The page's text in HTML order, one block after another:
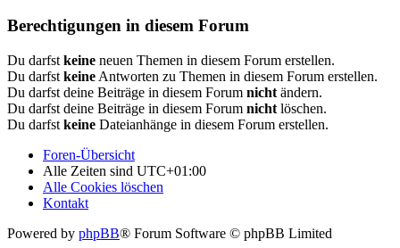
Berechtigungen in diesem Forum
Du darfst keine neuen Themen in diesem Forum erstellen.
Du darfst keine Antworten zu Themen in diesem Forum erstellen.
Du darfst deine Beiträge in diesem Forum nicht ändern.
Du darfst deine Beiträge in diesem Forum nicht löschen.
Du darfst keine Dateianhänge in diesem Forum erstellen.
Foren-Übersicht
Alle Zeiten sind UTC+01:00
Alle Cookies löschen
Kontakt
Powered by phpBB® Forum Software © phpBB Limited